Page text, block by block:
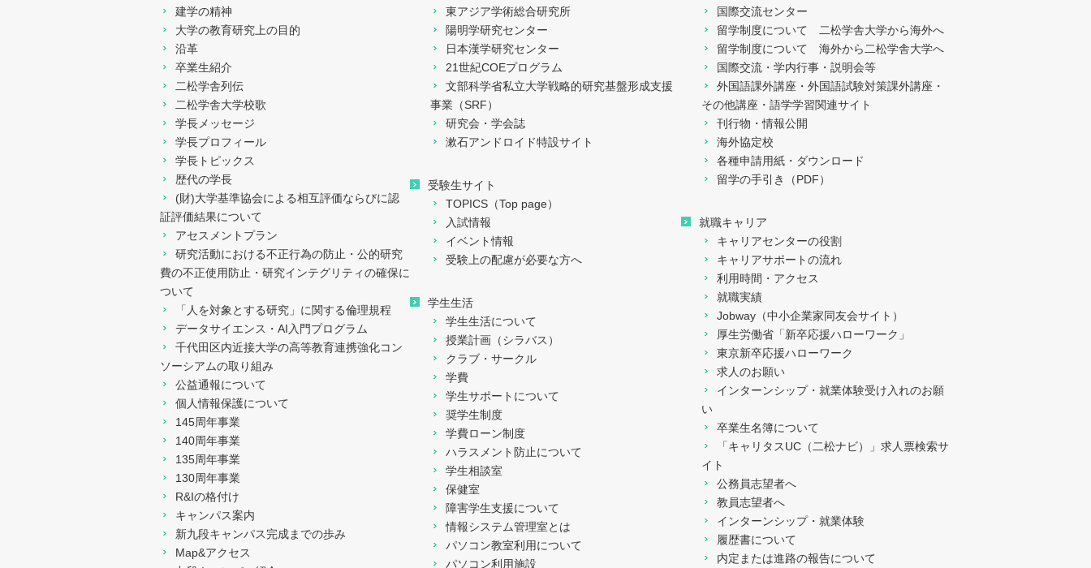
社会貢献活動
グローバル化への対応
IR（Institutional
Research）・
FD（Faculty
Development）活動
高等教育の修学支援新制
度
新学部等設置関係
Data Book
ガバナンス・コード
事業概要・財務概要
その他
建学の精神
大学の教育研究上の目的
沿革
卒業生紹介
二松学舎列伝
二松学舎大学校歌
学長メッセージ
学長プロフィール
学長トピックス
歴代の学長
(財)大学基準協会による相互評価ならびに認
証評価結果について
アセスメントプラン
研究活動における不正行為の防止・公的研究
費の不正使用防止・研究インテグリティの確保に
ついて
「人を対象とする研究」に関する倫理規程
データサイエンス・AI入門プログラム
千代田区内近接大学の高等教育連携強化コン
ソーシアムの取り組み
公益通報について
個人情報保護について
145周年事業
140周年事業
135周年事業
130周年事業
R&Iの格付け
キャンパス案内
新九段キャンパス完成までの歩み
Map&アクセス
東アジア学術総合研究所
陽明学研究センター
日本漢学研究センター
21世紀COEプログラム
文部科学省私立大学戦略的研究基盤形成支援
事業（SRF）
研究会・学会誌
漱石アンドロイド特設サイト
受験生サイト
TOPICS（Top page）
入試情報
イベント情報
受験上の配慮が必要な方へ
学生生活
学生生活について
授業計画（シラバス）
クラブ・サークル
学費
学生サポートについて
奨学生制度
学費ローン制度
ハラスメント防止について
学生相談室
保健室
障害学生支援について
情報システム管理室とは
パソコン教室利用について
パソコン利用施設
国際交流センター
留学制度について 二松学舎大学から海外へ
留学制度について 海外から二松学舎大学へ
国際交流・学内行事・説明会等
外国語課外講座・外国語試験対策課外講座・
その他講座・語学学習関連サイト
刊行物・情報公開
海外協定校
各種申請用紙・ダウンロード
留学の手引き（PDF）
就職キャリア
キャリアセンターの役割
キャリアサポートの流れ
利用時間・アクセス
就職実績
Jobway（中小企業家同友会サイト）
厚生労働省「新卒応援ハローワーク」
東京新卒応援ハローワーク
求人のお願い
インターンシップ・就業体験受け入れのお願
い
卒業生名簿について
「キャリタスUC（二松ナビ）」求人票検索サ
イト
公務員志望者へ
教員志望者へ
インターンシップ・就業体験
履歴書について
内定または進路の報告について